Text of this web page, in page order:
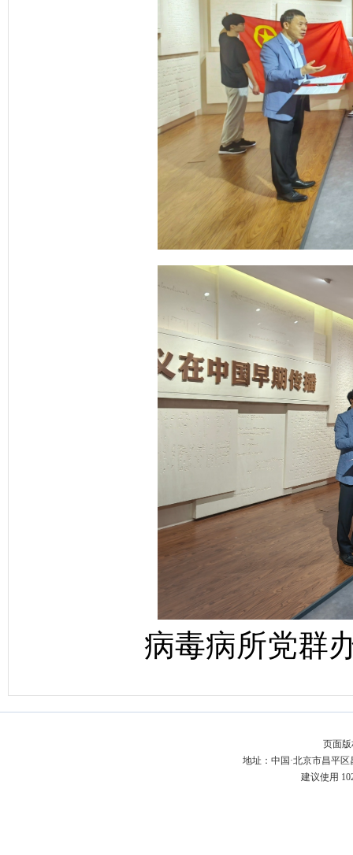
病毒病所党群
页面
地址：中国·北京市昌平
建议使用